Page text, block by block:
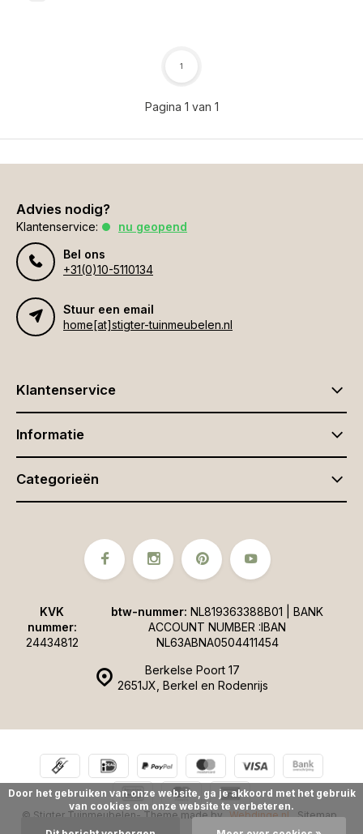
Pagina 1 van 1
1
Advies nodig?
Klantenservice:
nu geopend
Bel ons
+31(0)10-5110134
Stuur een email
home[at]stigter-tuinmeubelen.nl
Klantenservice
Informatie
Categorieën
Berkelse Poort 17
2651JX, Berkel en Rodenrijs
KVK
nummer:
24434812
btw-nummer: NL819363388B01 | BANK
ACCOUNT NUMBER :IBAN
NL63ABNA0504411454
© Stigter Tuinmeubelen- Theme made by Webdinge.nl Sitemap
Door het gebruiken van onze website, ga je akkoord met het gebruik
van cookies om onze website te verbeteren.